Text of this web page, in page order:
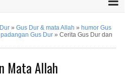
»Gus Dur & mata Allah »humor Gus
Gus Dur »Cerita Gus Dur dan
Mata Allah